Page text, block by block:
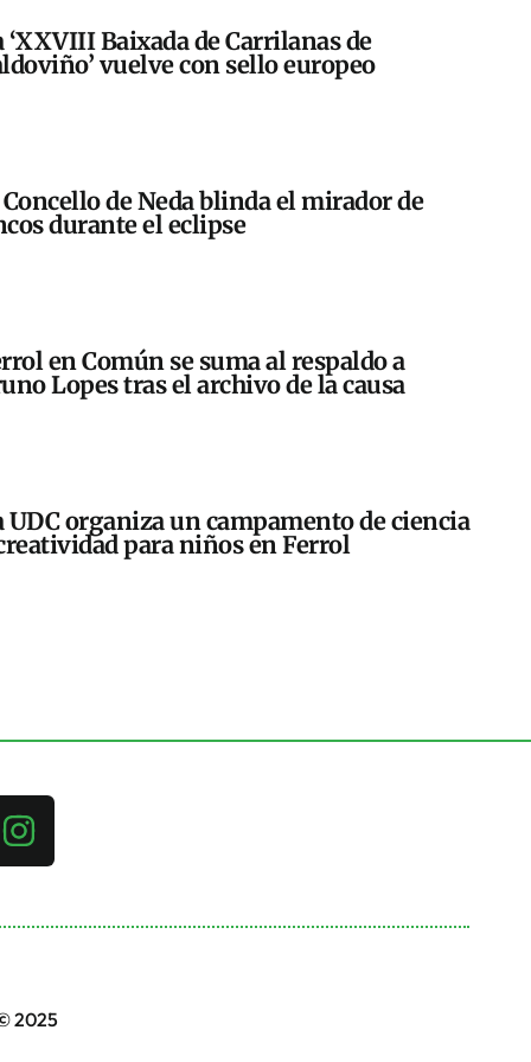
‘XXVIII Baixada de Carrilanas de
vuelve con sello europeo
de Neda blinda el mirador de
durante el eclipse
en Común se suma al respaldo a
Lopes tras el archivo de la causa
UDC organiza un campamento de ciencia
para niños en Ferrol
2025